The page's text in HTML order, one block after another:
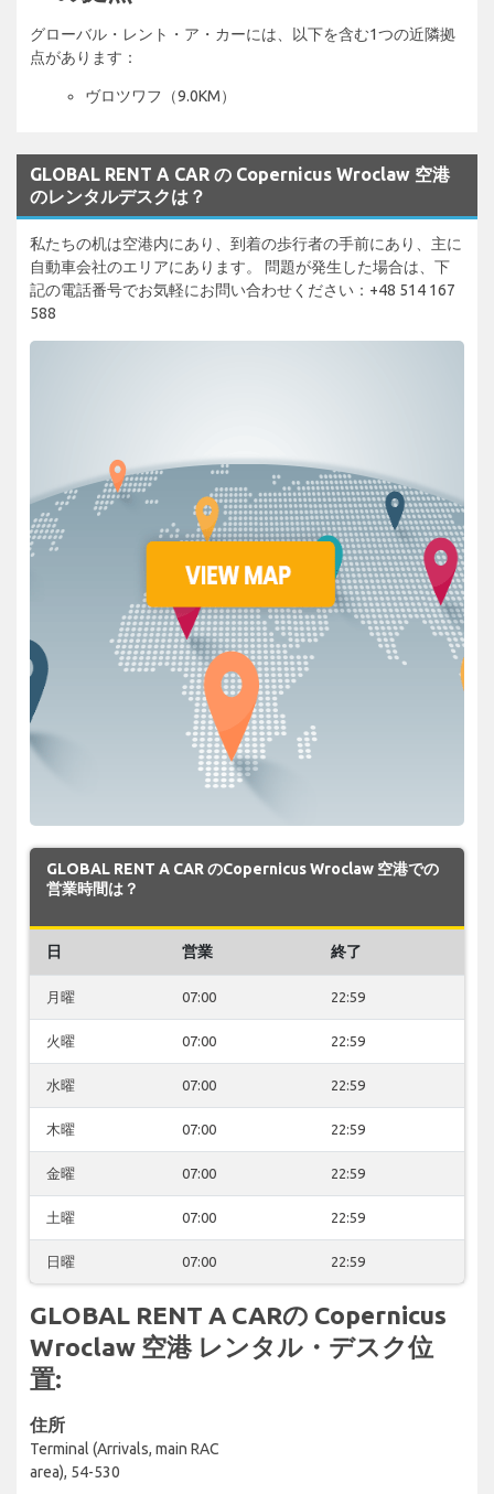
グローバル・レント・ア・カーには、以下を含む1つの近隣拠
点があります：
ヴロツワフ（9.0KM）
GLOBAL RENT A CAR の Copernicus Wroclaw 空港
のレンタルデスクは？
私たちの机は空港内にあり、到着の歩行者の手前にあり、主に
自動車会社のエリアにあります。 問題が発生した場合は、下
記の電話番号でお気軽にお問い合わせください：+48 514 167
588
GLOBAL RENT A CAR のCopernicus Wroclaw 空港での
営業時間は？
日 営業 終了
月曜 07:00 22:59
火曜 07:00 22:59
水曜 07:00 22:59
木曜 07:00 22:59
金曜 07:00 22:59
土曜 07:00 22:59
日曜 07:00 22:59
GLOBAL RENT A CARの Copernicus
Wroclaw 空港 レンタル・デスク位
置:
住所
Terminal (Arrivals, main RAC
area), 54-530